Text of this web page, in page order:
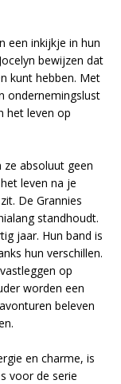
een inkijkje in hun
bewijzen dat
kunt hebben. Met
ondernemingslust
het leven op
absoluut geen
leven na je
De Grannies
standhoudt.
jaar. Hun band is
hun verschillen.
op
worden een
beleven
en charme, is
voor de serie